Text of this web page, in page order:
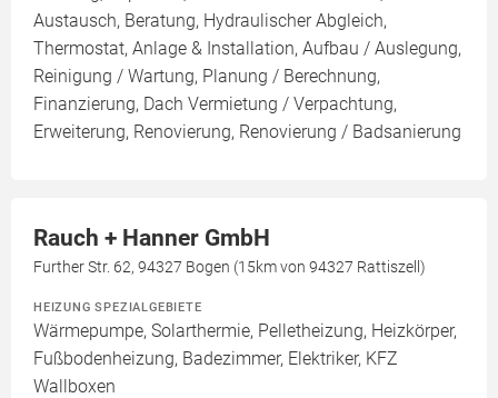
Austausch, Beratung, Hydraulischer Abgleich,
Thermostat, Anlage & Installation, Aufbau / Auslegung,
Reinigung / Wartung, Planung / Berechnung,
Finanzierung, Dach Vermietung / Verpachtung,
Erweiterung, Renovierung, Renovierung / Badsanierung
Rauch + Hanner GmbH
Further Str. 62, 94327 Bogen (15km von 94327 Rattiszell)
HEIZUNG SPEZIALGEBIETE
Wärmepumpe, Solarthermie, Pelletheizung, Heizkörper,
Fußbodenheizung, Badezimmer, Elektriker, KFZ
Wallboxen